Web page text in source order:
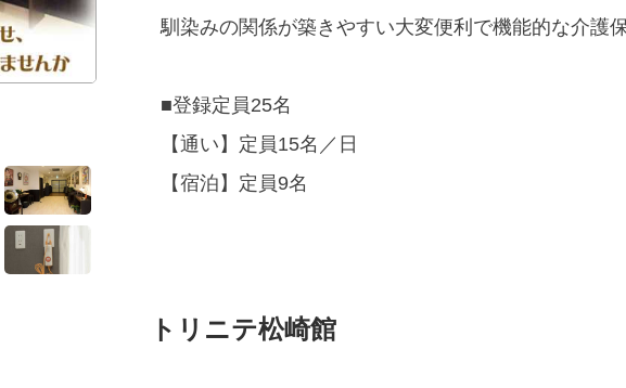
リビング（和室）
馴染みの関係が築きやすい大変便利で機能的な介護
■登録定員25名
【通い】定員15名／日
【宿泊】定員9名
トリニテ松崎館